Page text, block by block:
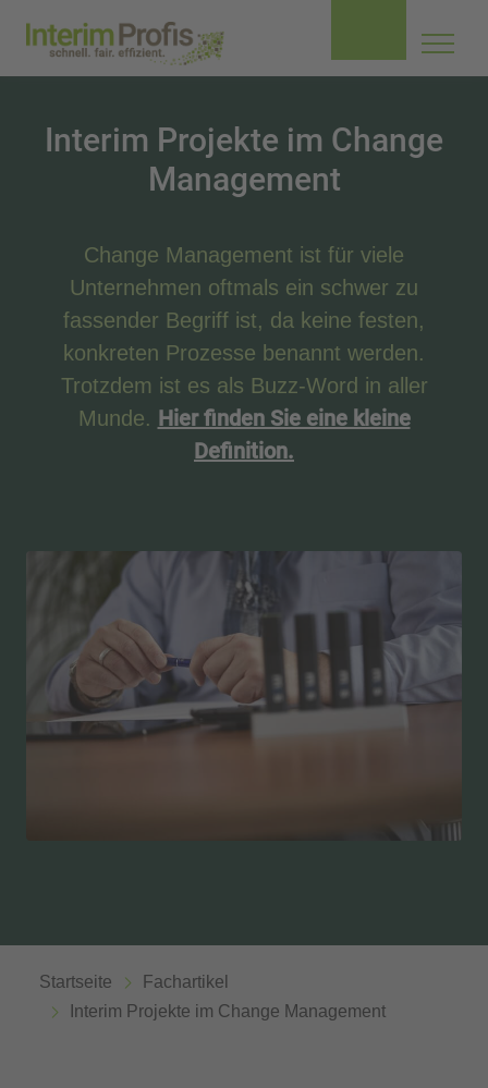
Interim Projekte im Change
Management
Change Management ist für viele
Unternehmen oftmals ein schwer zu
fassender Begriff ist, da keine festen,
konkreten Prozesse benannt werden.
Trotzdem ist es als Buzz-Word in aller
Munde. Hier finden Sie eine kleine
Definition.
Startseite
Fachartikel
Interim Projekte im Change Management